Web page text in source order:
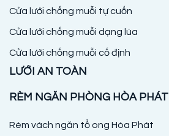
Cửa lưới chống muỗi tự cuốn
Cửa lưới chống muỗi dạng lùa
Cửa lưới chống muỗi cố định
LƯỚI AN TOÀN
RÈM NGĂN PHÒNG HÒA PHÁT
Rèm vách ngăn tổ ong Hòa Phát